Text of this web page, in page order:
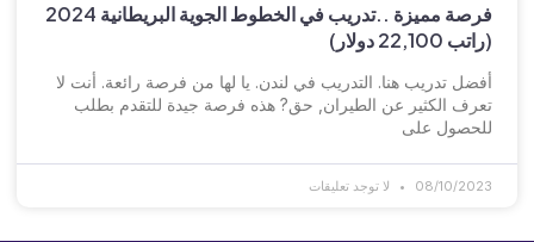
فرصة مميزة ..تدريب في الخطوط الجوية البريطانية 2024
(راتب 22,100 دولار)
أفضل تدريب هنا. التدريب في لندن. يا لها من فرصة رائعة. أنت لا
تعرف الكثير عن الطيران, حق? هذه فرصة جيدة للتقدم بطلب
للحصول على
08/10/2023 لا توجد تعليقات